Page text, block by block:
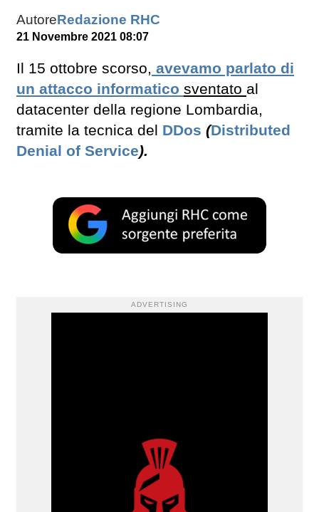
AutoreRedazione RHC
21 Novembre 2021 08:07
Il 15 ottobre scorso, avevamo parlato di
un attacco informatico sventato al
datacenter della regione Lombardia,
tramite la tecnica del DDos (Distributed
Denial of Service).
ADVERTISING